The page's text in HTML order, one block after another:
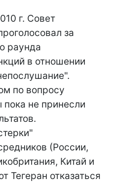
г. Совет
за
раунда
в отношении
по вопросу
не принесли
(России,
Китай и
Тегеран отказаться